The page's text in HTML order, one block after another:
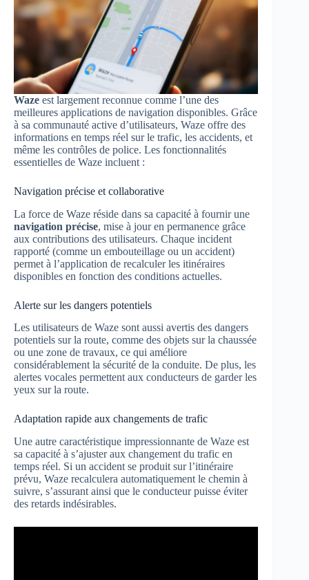
Waze est largement reconnue comme l’une des
meilleures applications de navigation disponibles. Grâce
à sa communauté active d’utilisateurs, Waze offre des
informations en temps réel sur le trafic, les accidents, et
même les contrôles de police. Les fonctionnalités
essentielles de Waze incluent :
Navigation précise et collaborative
La force de Waze réside dans sa capacité à fournir une
navigation précise, mise à jour en permanence grâce
aux contributions des utilisateurs. Chaque incident
rapporté (comme un embouteillage ou un accident)
permet à l’application de recalculer les itinéraires
disponibles en fonction des conditions actuelles.
Alerte sur les dangers potentiels
Les utilisateurs de Waze sont aussi avertis des dangers
potentiels sur la route, comme des objets sur la chaussée
ou une zone de travaux, ce qui améliore
considérablement la sécurité de la conduite. De plus, les
alertes vocales permettent aux conducteurs de garder les
yeux sur la route.
Adaptation rapide aux changements de trafic
Une autre caractéristique impressionnante de Waze est
sa capacité à s’ajuster aux changement du trafic en
temps réel. Si un accident se produit sur l’itinéraire
prévu, Waze recalculera automatiquement le chemin à
suivre, s’assurant ainsi que le conducteur puisse éviter
des retards indésirables.